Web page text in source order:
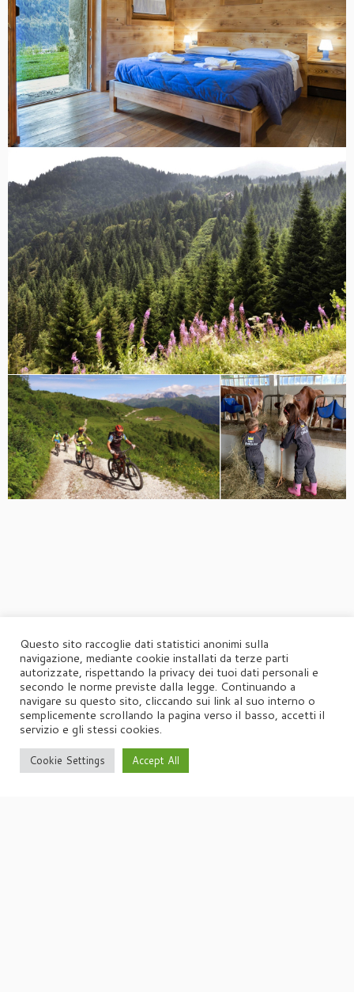
·© 2026Agorà·Powered by ·Designed con il
Questo sito raccoglie dati statistici anonimi sulla
navigazione, mediante cookie installati da terze parti
autorizzate, rispettando la privacy dei tuoi dati personali e
secondo le norme previste dalla legge. Continuando a
navigare su questo sito, cliccando sui link al suo interno o
semplicemente scrollando la pagina verso il basso, accetti il
servizio e gli stessi cookies.
Cookie Settings Accept All